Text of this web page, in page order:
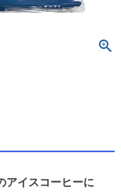
アイスコーヒーに